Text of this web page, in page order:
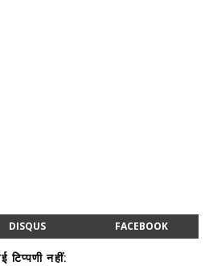
DISQUS FACEBOOK
टिप्पणी नहीं: